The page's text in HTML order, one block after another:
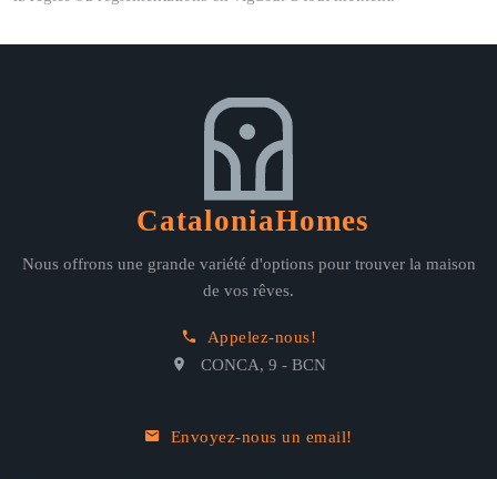
CataloniaHomes
Nous offrons une grande variété d'options pour trouver la maison
de vos rêves.
Appelez-nous!
CONCA, 9 - BCN
Envoyez-nous un email!